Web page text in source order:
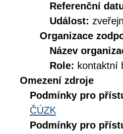
Referenční
Událost:
Organizace
Název
Role: kontaktní
Omezení zdroje
Podmínky pro
ČÚZK
Podmínky pro